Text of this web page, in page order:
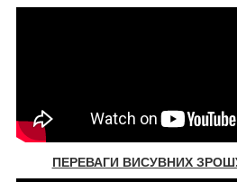
ПЕРЕВАГИ ВИСУВНИХ